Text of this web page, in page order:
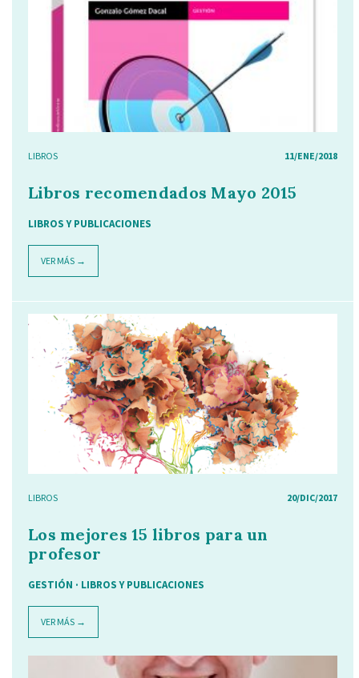
LIBROS 11/ENE/2018
Libros recomendados Mayo 2015
LIBROS Y PUBLICACIONES
VER MÁS →
LIBROS 20/DIC/2017
Los mejores 15 libros para un
profesor
GESTIÓN · LIBROS Y PUBLICACIONES
VER MÁS →